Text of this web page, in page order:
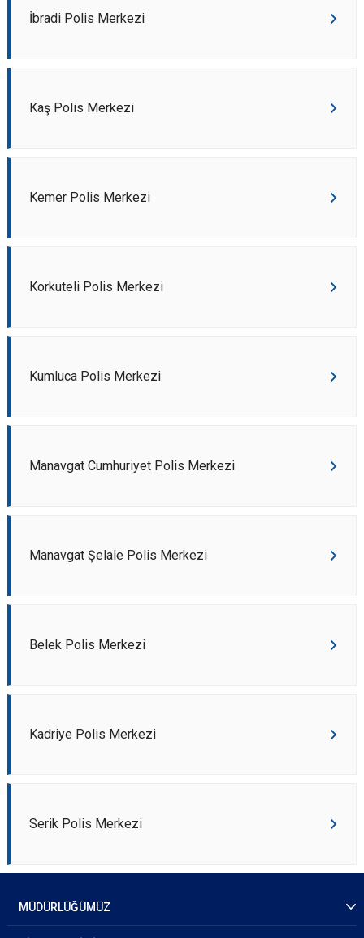
İbradi Polis Merkezi
Kaş Polis Merkezi
Kemer Polis Merkezi
Korkuteli Polis Merkezi
Kumluca Polis Merkezi
Manavgat Cumhuriyet Polis Merkezi
Manavgat Şelale Polis Merkezi
Belek Polis Merkezi
Kadriye Polis Merkezi
Serik Polis Merkezi
MÜDÜRLÜĞÜMÜZ